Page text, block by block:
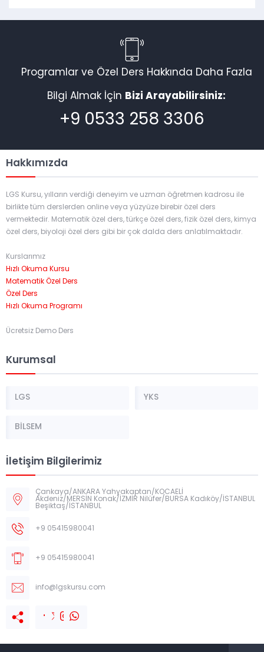
Programlar ve Özel Ders Hakkında Daha Fazla
Bilgi Almak İçin Bizi Arayabilirsiniz:
+9 0533 258 3306
Hakkımızda
LGS Kursu, yılların verdiği deneyim ve uzman öğretmen kadrosu ile
birlikte tüm derslerden online veya yüzyüze birebir özel ders
vermektedir. Matematik özel ders, türkçe özel ders, fizik özel ders, kimya
özel ders, biyoloji özel ders gibi bir çok dalda ders anlatılmaktadır.
Kurslarımız
Hızlı Okuma Kursu
Matematik Özel Ders
Özel Ders
Hızlı Okuma Programı
Ücretsiz Demo Ders
Kurumsal
LGS YKS
BİLSEM
İletişim Bilgilerimiz
Çankaya/ANKARA Yahyakaptan/KOCAELİ
Akdeniz/MERSİN Konak/İZMİR Nilüfer/BURSA Kadıköy/İSTANBUL
Beşiktaş/İSTANBUL
+9 05415980041
+9 05415980041
info@lgskursu.com